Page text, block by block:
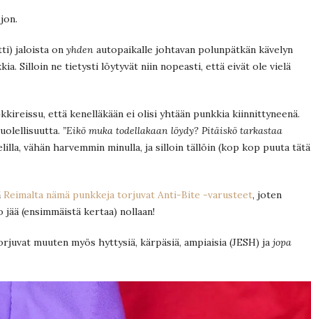
jaloista on yhden autopaikalle johtavan polunpätkän kävelyn
Silloin ne tietysti löytyvät niin nopeasti, että eivät ole vielä
että kenelläkään ei olisi yhtään punkkia kiinnittyneenä.
”Eikö muka todellakaan löydy? Pitäiskö tarkastaa
vähän harvemmin minulla, ja silloin tällöin (kop kop puuta tätä
Reimalta nämä punkkeja torjuvat Anti-Bite -varusteet, joten
(ensimmäistä kertaa) nollaan!
muuten myös hyttysiä, kärpäsiä, ampiaisia (JESH) ja jopa